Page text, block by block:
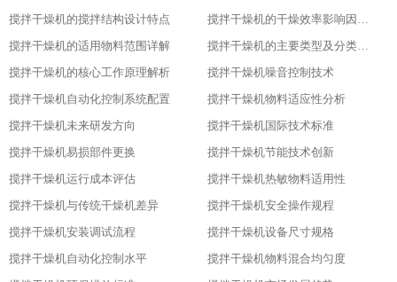
搅拌干燥机的搅拌结构设计特点​
搅拌干燥机的干燥效率影响因素分析​
搅拌干燥机的适用物料范围详解​
搅拌干燥机的主要类型及分类标准​
搅拌干燥机的核心工作原理解析​
搅拌干燥机噪音控制技术
搅拌干燥机自动化控制系统配置
搅拌干燥机物料适应性分析
搅拌干燥机未来研发方向
搅拌干燥机国际技术标准
搅拌干燥机易损部件更换
搅拌干燥机节能技术创新
搅拌干燥机运行成本评估
搅拌干燥机热敏物料适用性
搅拌干燥机与传统干燥机差异
搅拌干燥机安全操作规程
搅拌干燥机安装调试流程
搅拌干燥机设备尺寸规格
搅拌干燥机自动化控制水平
搅拌干燥机物料混合均匀度